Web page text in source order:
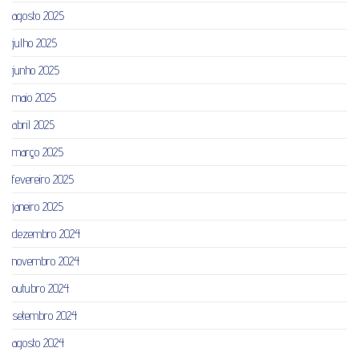
agosto 2025
julho 2025
junho 2025
maio 2025
abril 2025
março 2025
fevereiro 2025
janeiro 2025
dezembro 2024
novembro 2024
outubro 2024
setembro 2024
agosto 2024